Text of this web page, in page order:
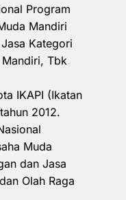
Program
Mandiri
Kategori
Mandiri, Tbk
IKAPI (Ikatan
2012.
Muda
dan Jasa
Olah Raga